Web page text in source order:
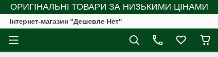
ОРИГІНАЛЬНІ ТОВАРИ ЗА НИЗЬКИМИ ЦІНАМИ
Інтернет-магазин "Дешевле Нет"